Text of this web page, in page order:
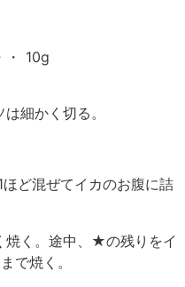
・ 10g
細かく切る。
ど混ぜてイカのお腹に詰
く。途中、★の残りをイ
で焼く。